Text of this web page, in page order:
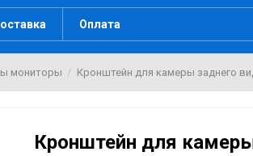
Оплата
мониторы Кронштейн для камеры заднего
Кронштейн для